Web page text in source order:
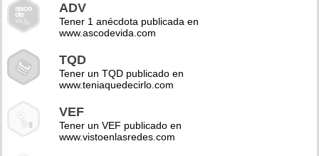
ADV
Tener 1 anécdota publicada en
www.ascodevida.com
TQD
Tener un TQD publicado en
www.teniaquedecirlo.com
VEF
Tener un VEF publicado en
www.vistoenlasredes.com